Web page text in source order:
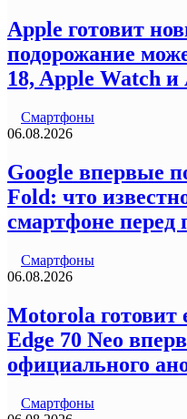
Apple готовит
подорожание
18, Apple Watch и
Смартфоны
06.08.2026
Google впервые
Fold: что
смартфоне перед
Смартфоны
06.08.2026
Motorola готовит
Edge 70 Neo
официального
Смартфоны